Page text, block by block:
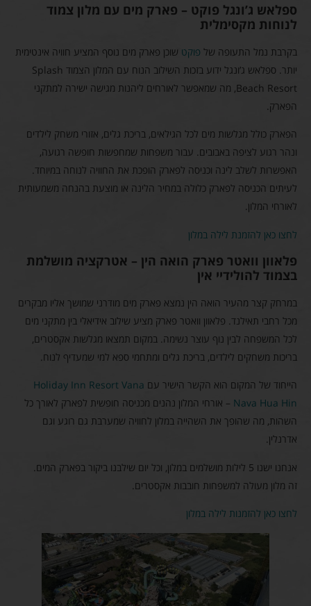
ספלאש ג’ונגל פוקט – פארק מים עם מלון צמוד
לנוחות מקסימלית
בקרבת נמל התעופה של פוקט שוכן פארק מים נוסף המציע חוויה אינטימית
יותר. ספלאש ג’ונגל ידוע בזכות השילוב הנוח עם המלון הצמוד Splash
Beach Resort, מה שמאפשר לאורחים ליהנות מגישה ישירה למתקני
הפארק.
הפארק כולל מגלשות מים לכל הגילאים, בריכת גלים, אזורי משחק לילדים
ונהר רגוע לציפה באבובים. עבור משפחות שמחפשות חופשה רגועה,
האפשרות לשלב לינה וכניסה לפארק הופכת את החוויה לנוחה במיוחד.
לעיתים הכניסה לפארק כלולה במחיר הלינה או מוצעת בהנחה משמעותית
לאורחי המלון.
לחצו כאן להזמנת לילה במלון
פלאוון וואטר פארק הואה הין – אטרקציה מושלמת
בצמוד להולידיי אין
במרחק קצר מהעיר הואה הין נמצא פארק מים מודרני שמושך אליו מבקרים
מכל רחבי תאילנד. פלאוון וואטר פארק מציע שילוב אידיאלי בין מתקני מים
לכל המשפחה לבין נוף עוצר נשימה. במקום תמצאו מגלשות אקסטרים,
בריכות משחקים לילדים, בריכת גלים ומתחמי ספא למי שמעדיף לנוח.
הייחוד של המקום הוא הקשר הישיר עם Holiday Inn Resort Vana
Nava Hua Hin – אורחי המלון נהנים מכניסה חופשית לפארק לאורך כל
השהות, מה שהופך את השהייה במלון לחוויה שמערבת גם רוגע וגם
אדרנלין.
אנחנו ישנו 5 לילות מושלמים במלון, וכל יום שילבנו ביקור בפארק המים.
זה מלון מעולה למשפחות חובבות אקסטרים.
לחצו כאן להזמנות לילה במלון